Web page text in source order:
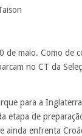
de maio. Como de
no CT da
para a
etapa de
ainda enfrenta